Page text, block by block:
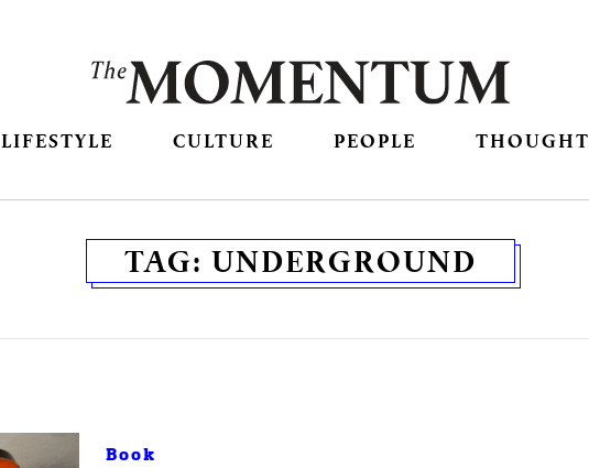
LIFESTYLE CULTURE PEOPLE THOUGHT
TAG: UNDERGROUND
Book